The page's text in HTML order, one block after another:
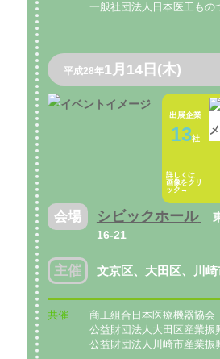
一般社団法人日本医工もの
平成28年1月14日(木)
出展企業
13社
詳しくは
画像をクリ
ック→
会場 シビックホール
16‐21
主催 文京区、大田区、川崎
共催
商工組合日本医療機器協会
公益財団法人大田区産業振
公益財団法人川崎市産業振